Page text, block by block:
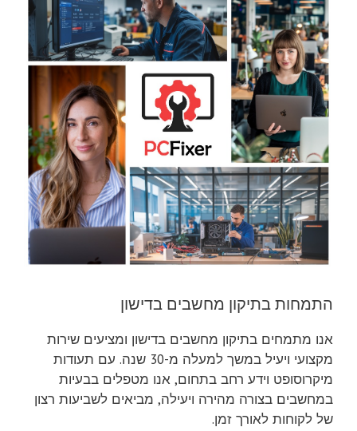
התמחות בתיקון מחשבים בדישון
אנו מתמחים בתיקון מחשבים בדישון ומציעים שירות
מקצועי ויעיל במשך למעלה מ-30 שנה. עם תעודות
מיקרוסופט וידע רחב בתחום, אנו מטפלים בבעיות
במחשבים בצורה מהירה ויעילה, מביאים לשביעות רצון
של לקוחות לאורך זמן.